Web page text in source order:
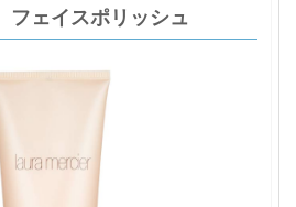
ェイスポリッシュ